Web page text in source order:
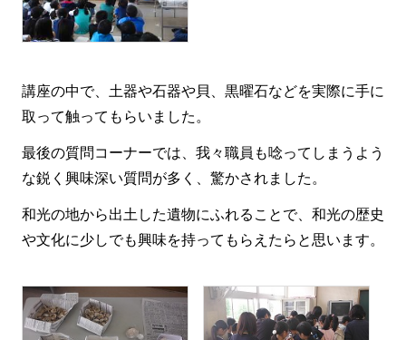
講座の中で、土器や石器や貝、黒曜石などを実際に手に
取って触ってもらいました。
最後の質問コーナーでは、我々職員も唸ってしまうよう
な鋭く興味深い質問が多く、驚かされました。
和光の地から出土した遺物にふれることで、和光の歴史
や文化に少しでも興味を持ってもらえたらと思います。